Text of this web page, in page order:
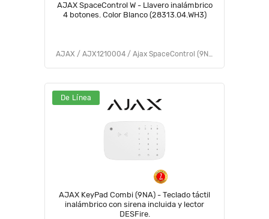
AJAX SpaceControl W - Llavero inalámbrico
4 botones. Color Blanco (28313.04.WH3)
AJAX / AJX1210004 / Ajax SpaceControl (9NA)
De Línea
AJAX KeyPad Combi (9NA) - Teclado táctil
inalámbrico con sirena incluida y lector
DESFire.